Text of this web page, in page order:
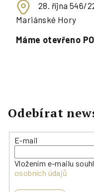
28. října 546/
Mariánské Hory
Máme otevřeno
Odebírat
E-mail
Vložením e-mailu
osobních údajů